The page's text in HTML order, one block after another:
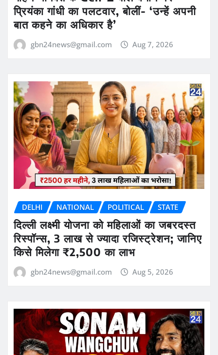
प्रियंका गांधी का पलटवार, बोलीं- ‘उन्हें अपनी
बात कहने का अधिकार है’
gbn24news@gmail.com Aug 7, 2026
DELHI NATIONAL POLITICAL STATE
दिल्ली लक्ष्मी योजना को महिलाओं का जबरदस्त
रिस्पॉन्स, 3 लाख से ज्यादा रजिस्ट्रेशन; जानिए
किसे मिलेगा ₹2,500 का लाभ
gbn24news@gmail.com Aug 5, 2026